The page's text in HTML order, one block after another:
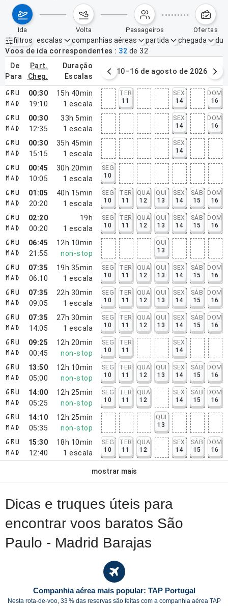
ida volta passageiros ofertas
filtros
Filtros ativos nenhum
escalas companhias aéreas partida chegada
Voos de ida correspondentes
32 de 32
de
para
part.
cheg.
duração
escalas
de agosto de 2026 10–16 de agosto de 2026
GRU
MAD
00:30
19:10
15h 40min
1 escala
TER
11
SEX
14
DOM
16
GRU
MAD
00:30
12:35
33h 5min
1 escala
SEX
14
DOM
16
GRU
MAD
00:30
15:15
35h 45min
1 escala
SEX
14
GRU
MAD
00:45
10:05
30h 20min
1 escala
SEG
10
GRU
MAD
01:05
20:20
40h 15min
1 escala
SEG
10
TER
11
QUA
12
QUI
13
SEX
14
SÁB
15
DOM
16
GRU
MAD
02:20
00:20
19h
1 escala
SEG
10
TER
11
QUA
12
QUI
13
SEX
14
SÁB
15
DOM
16
GRU
MAD
06:45
21:55
12h 10min
non-stop
QUI
13
GRU
MAD
07:35
06:10
19h 35min
1 escala
SEG
10
TER
11
QUA
12
QUI
13
SEX
14
SÁB
15
DOM
16
GRU
MAD
07:35
09:05
22h 30min
1 escala
SEG
10
TER
11
QUA
12
QUI
13
SEX
14
SÁB
15
DOM
16
GRU
MAD
07:35
14:05
27h 30min
1 escala
SEG
10
TER
11
QUA
12
QUI
13
SEX
14
SÁB
15
DOM
16
GRU
MAD
09:25
00:45
12h 20min
non-stop
SEG
10
TER
11
SEX
14
GRU
MAD
13:50
05:00
12h 10min
non-stop
SEG
10
TER
11
QUA
12
QUI
13
SEX
14
SÁB
15
DOM
16
GRU
MAD
14:00
05:25
12h 25min
non-stop
SEG
10
TER
11
QUA
12
SEX
14
SÁB
15
DOM
16
GRU
MAD
14:10
05:35
12h 25min
non-stop
QUI
13
GRU
MAD
15:30
12:40
18h 10min
1 escala
SEG
10
TER
11
QUA
12
SEX
14
SÁB
15
DOM
16
mostrar mais
Dicas e truques úteis para
encontrar voos baratos São
Paulo - Madrid Barajas
Companhia aérea mais popular: TAP Portugal
Nesta rota-de-voo, 33 % das reservas são feitas com a companhia aérea TAP